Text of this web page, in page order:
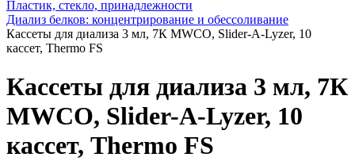
Пластик, стекло, принадлежности
Диализ белков: концентрирование и обессоливание
Кассеты для диализа 3 мл, 7К MWCO, Slider-A-Lyzer, 10
кассет, Thermo FS
Кассеты для диализа 3 мл, 7К
MWCO, Slider-A-Lyzer, 10
кассет, Thermo FS